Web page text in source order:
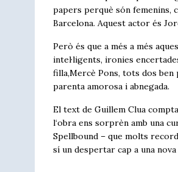
papers perquè són femenins,
Barcelona. Aquest actor és
Però és que a més a més
intel·ligents, ironies
filla,Mercè Pons, tots dos ben
parenta amorosa i abnegada.
El text de Guillem Clua
l‘obra ens sorprèn amb una
Spellbound – que molts
sí un despertar cap a una nova